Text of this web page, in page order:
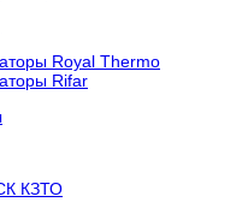
Royal Thermo
Rifar
КЗТО